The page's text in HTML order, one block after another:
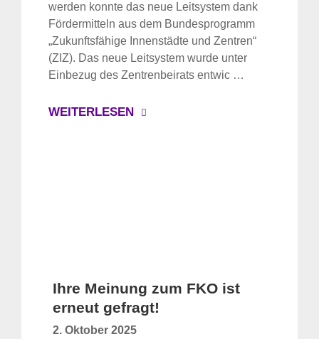
werden konnte das neue Leitsystem dank
Fördermitteln aus dem Bundesprogramm
„Zukunftsfähige Innenstädte und Zentren“
(ZIZ). Das neue Leitsystem wurde unter
Einbezug des Zentrenbeirats entwic …
WEITERLESEN
Ihre Meinung zum FKO ist
erneut gefragt!
2. Oktober 2025